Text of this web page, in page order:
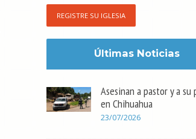
REGISTRE SU IGLESIA
Últimas Noticias
Asesinan a pastor y a su
en Chihuahua
23/07/2026